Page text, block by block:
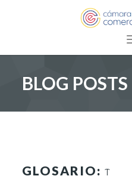
BLOG POSTS
GLOSARIO:T